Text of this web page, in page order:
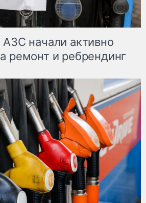
начали активно
ремонт и ребрендинг